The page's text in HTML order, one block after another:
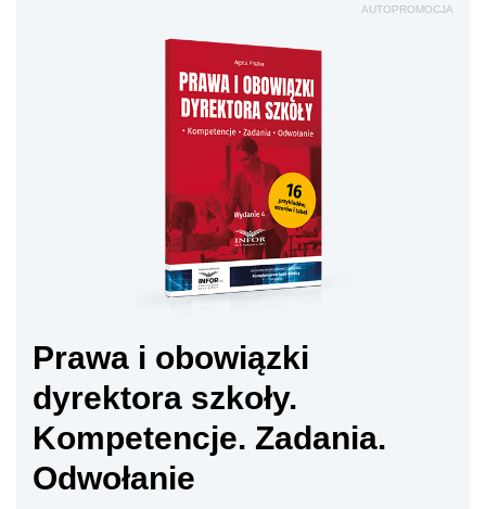
AUTOPROMOCJA
Prawa i obowiązki
dyrektora szkoły.
Kompetencje. Zadania.
Odwołanie